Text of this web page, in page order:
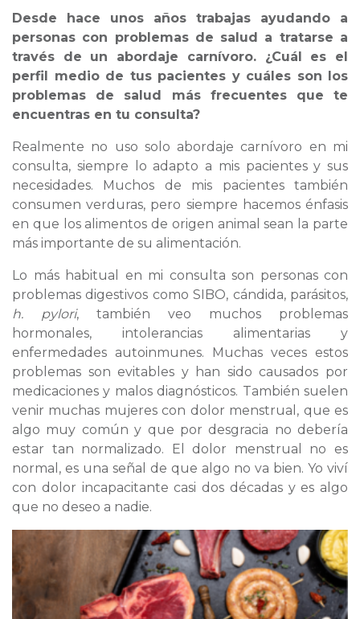
Desde hace unos años trabajas ayudando a
personas con problemas de salud a tratarse a
través de un abordaje carnívoro. ¿Cuál es el
perfil medio de tus pacientes y cuáles son los
problemas de salud más frecuentes que te
encuentras en tu consulta?
Realmente no uso solo abordaje carnívoro en mi
consulta, siempre lo adapto a mis pacientes y sus
necesidades. Muchos de mis pacientes también
consumen verduras, pero siempre hacemos énfasis
en que los alimentos de origen animal sean la parte
más importante de su alimentación.
Lo más habitual en mi consulta son personas con
problemas digestivos como SIBO, cándida, parásitos,
h. pylori, también veo muchos problemas
hormonales, intolerancias alimentarias y
enfermedades autoinmunes. Muchas veces estos
problemas son evitables y han sido causados por
medicaciones y malos diagnósticos. También suelen
venir muchas mujeres con dolor menstrual, que es
algo muy común y que por desgracia no debería
estar tan normalizado. El dolor menstrual no es
normal, es una señal de que algo no va bien. Yo viví
con dolor incapacitante casi dos décadas y es algo
que no deseo a nadie.